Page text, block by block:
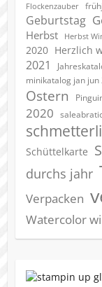
Flockenzauber
Geburtstag
Herbst Herbst
2020 Herzlich
2021
minikatalog jan jun
Ostern
2020
Schüttelkarte
durchs jahr
Verpacken
Watercolor